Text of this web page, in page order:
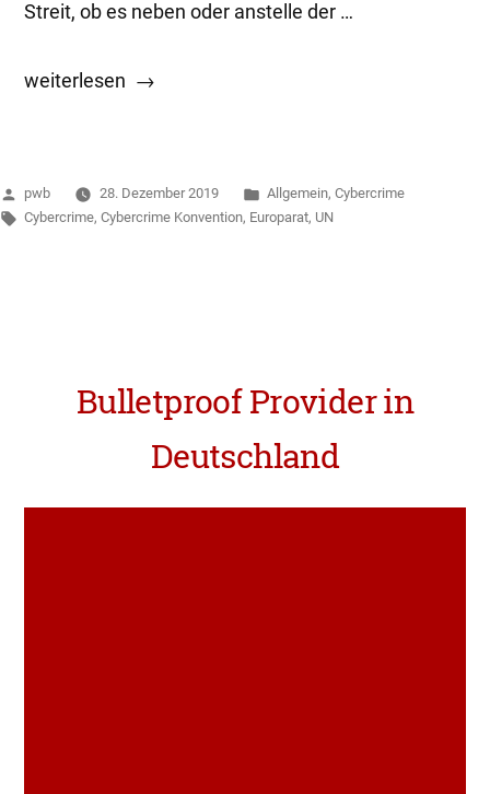
Streit, ob es neben oder anstelle der …
„Benötigen
UN-
Konvention
weiterlesen
Veröffentlicht
von
pwb 28. Dezember 2019
Veröffentlicht
in
Allgemein, Cybercrime
Schlagwörter:
Cybercrime,Cybercrime Konvention, Europarat, UN
Bulletproof Provider in
Deutschland